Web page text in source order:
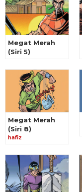
Megat Merah
(Siri 5)
Megat Merah
(Siri 8)
hafiz